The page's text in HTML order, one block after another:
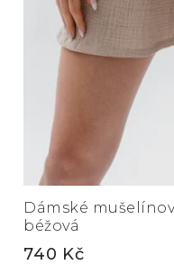
Dámské
béžová
740 Kč